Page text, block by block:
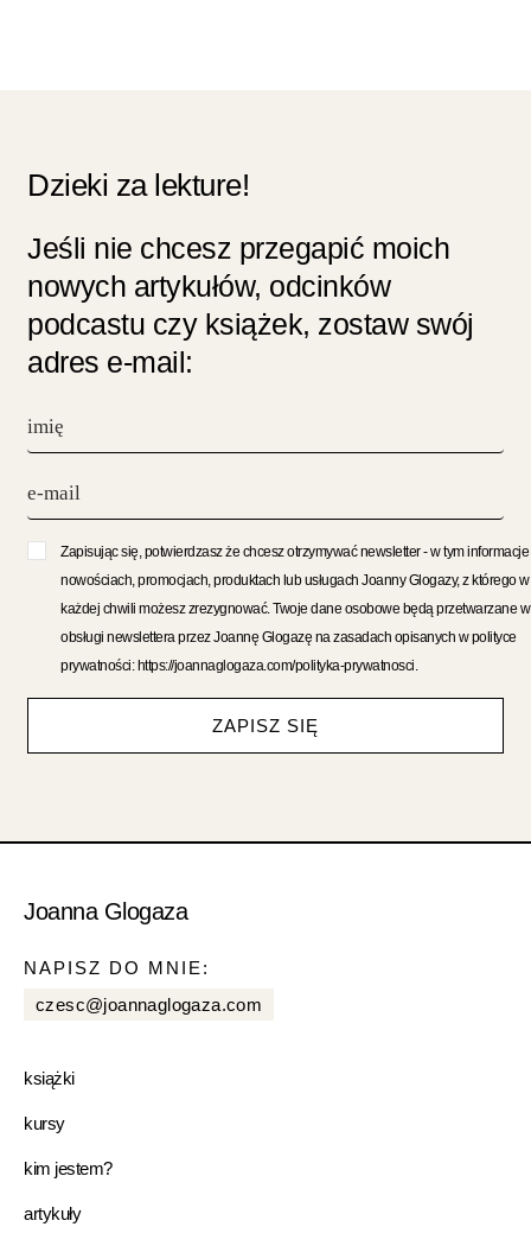
Dzieki za lekture!
Jeśli nie chcesz przegapić moich
nowych artykułów, odcinków
podcastu czy książek, zostaw swój
adres e-mail:
Zapisując się, potwierdzasz że chcesz otrzymywać newsletter - w tym informacje
nowościach, promocjach, produktach lub usługach Joanny Glogazy, z którego w
każdej chwili możesz zrezygnować. Twoje dane osobowe będą przetwarzane
obsługi newslettera przez Joannę Glogazę na zasadach opisanych w polityce
prywatności: https://joannaglogaza.com/polityka-prywatnosci.
ZAPISZ SIĘ
Joanna Glogaza
NAPISZ DO MNIE:
czesc@joannaglogaza.com
książki
kursy
kim jestem?
artykuły